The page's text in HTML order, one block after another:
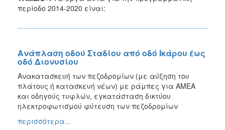
2014-
Υποδομές
και
Αειφόρος
Ανάπτυξη
ΕΣΠΑ
2014-
2020
Αγροτική
περίοδο 2014-2020 είναι:
Ανάπλαση οδού Σταδίου από οδό Ικάρου έως
οδό Διονυσίου
Ανακατασκευή των πεζοδρομίων (με αύξηση του
πλάτους ή κατασκευή νέων) με ράμπες για ΑΜΕΑ
και οδηγούς τυφλών, εγκατάσταση δικτύου
ηλεκτροφωτισμού φύτευση των πεζοδρομίων
περισσότερα...